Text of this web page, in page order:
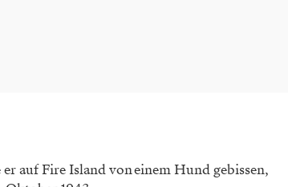
auf Fire Island von einem Hund gebissen,